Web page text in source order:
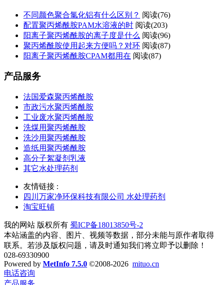
不同颜色聚合氯化铝有什么区别？ 阅读(76)
配置聚丙烯酰胺PAM水溶液的时 阅读(203)
阳离子聚丙烯酰胺的离子度是什么 阅读(96)
聚丙烯酰胺使用起来方便吗？对环 阅读(87)
阳离子聚丙烯酰胺CPAM都用在 阅读(87)
产品服务
法国爱森聚丙烯酰胺
市政污水聚丙烯酰胺
工业废水聚丙烯酰胺
洗煤用聚丙烯酰胺
洗沙用聚丙烯酰胺
造纸用聚丙烯酰胺
高分子絮凝剂乳液
其它水处理药剂
友情链接 :
四川万家净环保科技有限公司 水处理药剂
淘宝旺铺
我的网站 版权所有 蜀ICP备18013850号-2
本站涵盖的内容、图片、视频等数据，部分未能与原作者取得
联系。若涉及版权问题，请及时通知我们将立即予以删除！
028-69330900
Powered by MetInfo 7.5.0 ©2008-2026 mituo.cn
电话咨询